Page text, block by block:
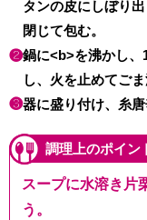
タンの皮にしぼり
閉じて包む。
❷鍋に<b>を沸かし、
し、火を止めてご
❸器に盛り付け、糸
調理上のポイン
スープに水溶き片
う。